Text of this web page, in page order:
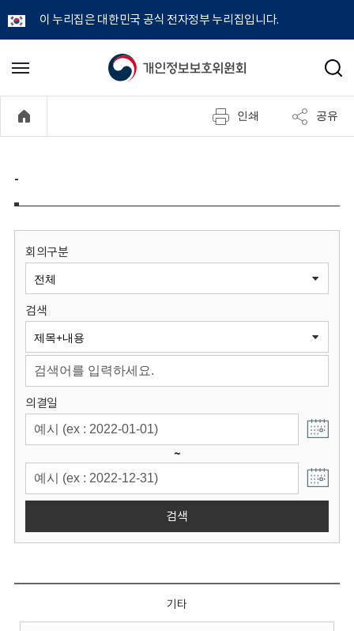
이 누리집은 대한민국 공식 전자정부 누리집입니다.
개
정
보
원
회
메
기
검
인쇄 공유
-
회의구분
검색
의결일
~
검색
기타